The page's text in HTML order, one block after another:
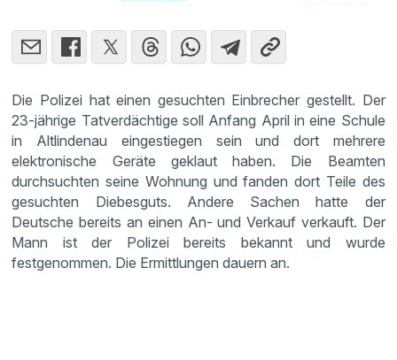
Die Polizei hat einen gesuchten Einbrecher gestellt. Der
23-jährige Tatverdächtige soll Anfang April in eine Schule
in Altlindenau eingestiegen sein und dort mehrere
elektronische Geräte geklaut haben. Die Beamten
durchsuchten seine Wohnung und fanden dort Teile des
gesuchten Diebesguts. Andere Sachen hatte der
Deutsche bereits an einen An- und Verkauf verkauft. Der
Mann ist der Polizei bereits bekannt und wurde
festgenommen. Die Ermittlungen dauern an.